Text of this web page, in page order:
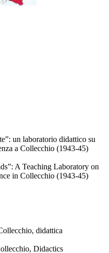
un laboratorio didattico su
a Collecchio (1943-45)
A Teaching Laboratory on
in Collecchio (1943-45)
didattica
Didactics